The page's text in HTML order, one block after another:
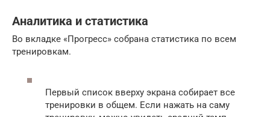
Аналитика и статистика
Во вкладке «Прогресс» собрана статистика по всем
тренировкам.
Первый список вверху экрана собирает все
тренировки в общем. Если нажать на саму